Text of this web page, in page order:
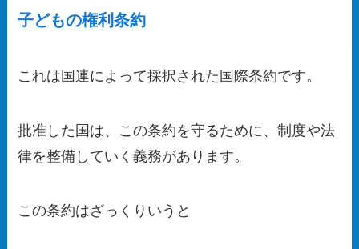
子どもの権利条約
これは国連によって採択された国際条約です。
批准した国は、この条約を守るために、制度や法
律を整備していく義務があります。
この条約はざっくりいうと